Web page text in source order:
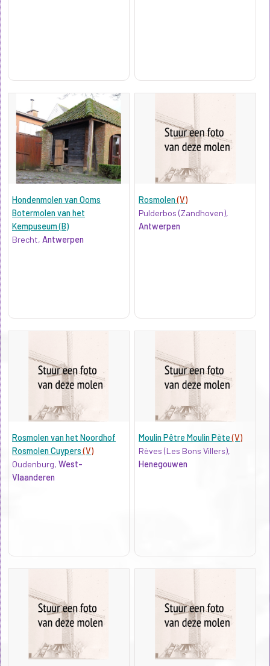
Hondenmolen van Ooms
Botermolen van het
Kempuseum (B)
Brecht, Antwerpen
Rosmolen(V)
Pulderbos (Zandhoven),
Antwerpen
Rosmolen van het Noordhof
Rosmolen Cuypers(V)
Oudenburg, West-
Vlaanderen
Moulin Pêtre Moulin Pète(V)
Rèves (Les Bons Villers),
Henegouwen